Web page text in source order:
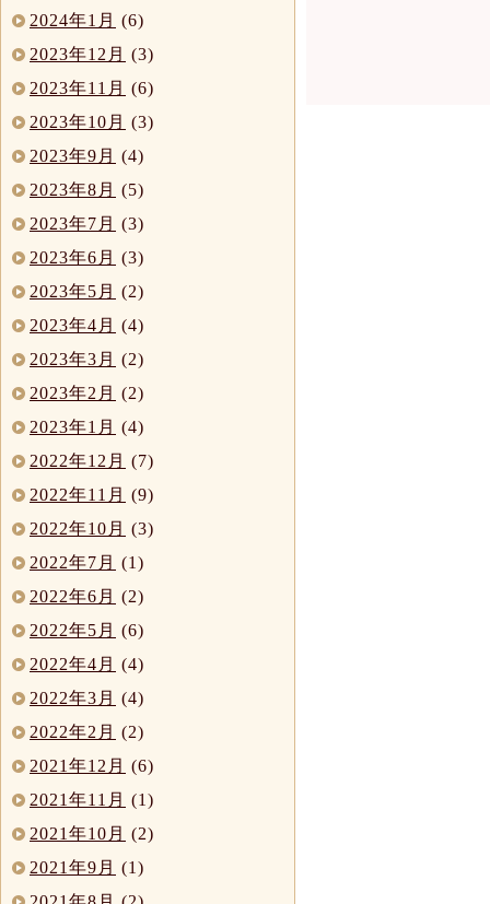
2024年1月 (6)
2023年12月 (3)
2023年11月 (6)
2023年10月 (3)
2023年9月 (4)
2023年8月 (5)
2023年7月 (3)
2023年6月 (3)
2023年5月 (2)
2023年4月 (4)
2023年3月 (2)
2023年2月 (2)
2023年1月 (4)
2022年12月 (7)
2022年11月 (9)
2022年10月 (3)
2022年7月 (1)
2022年6月 (2)
2022年5月 (6)
2022年4月 (4)
2022年3月 (4)
2022年2月 (2)
2021年12月 (6)
2021年11月 (1)
2021年10月 (2)
2021年9月 (1)